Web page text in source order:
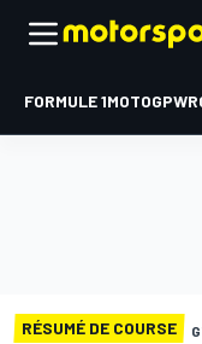
FORMULE 1MOTOGP
RÉSUMÉ DE COURSE